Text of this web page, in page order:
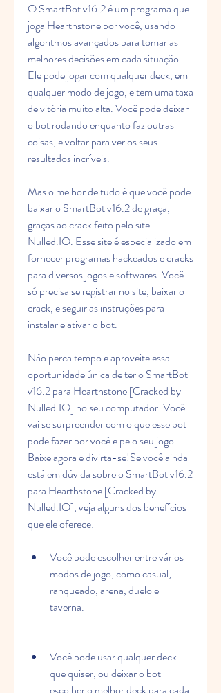
O SmartBot v16.2 é um programa que
joga Hearthstone por você, usando
algoritmos avançados para tomar as
melhores decisões em cada situação.
Ele pode jogar com qualquer deck, em
qualquer modo de jogo, e tem uma taxa
de vitória muito alta. Você pode deixar
o bot rodando enquanto faz outras
coisas, e voltar para ver os seus
resultados incríveis.
Mas o melhor de tudo é que você pode
baixar o SmartBot v16.2 de graça,
graças ao crack feito pelo site
Nulled.IO. Esse site é especializado em
fornecer programas hackeados e cracks
para diversos jogos e softwares. Você
só precisa se registrar no site, baixar o
crack, e seguir as instruções para
instalar e ativar o bot.
Não perca tempo e aproveite essa
oportunidade única de ter o SmartBot
v16.2 para Hearthstone [Cracked by
Nulled.IO] no seu computador. Você
vai se surpreender com o que esse bot
pode fazer por você e pelo seu jogo.
Baixe agora e divirta-se!Se você ainda
está em dúvida sobre o SmartBot v16.2
para Hearthstone [Cracked by
Nulled.IO], veja alguns dos benefícios
que ele oferece:
Você pode escolher entre vários
modos de jogo, como casual,
ranqueado, arena, duelo e
taverna.
Você pode usar qualquer deck
que quiser, ou deixar o bot